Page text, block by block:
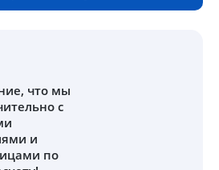
, что мы
с
и
по